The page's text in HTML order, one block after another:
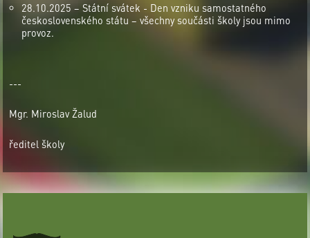
28.10.2025 – Státní svátek - Den vzniku samostatného
československého státu – všechny součásti školy jsou mimo
provoz.
---
Mgr. Miroslav Žalud
ředitel školy